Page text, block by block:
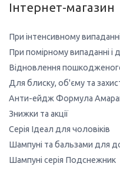
Інтернет-магазин
При інтенсивному
При помірному випаданні і
Відновлення
Для блиску, об'єму та
Анти-ейдж Формула
Знижки та акції
Серія Ідеал для чоловіків
Шампуні та бальзами для
Шампуні серія Подснежник